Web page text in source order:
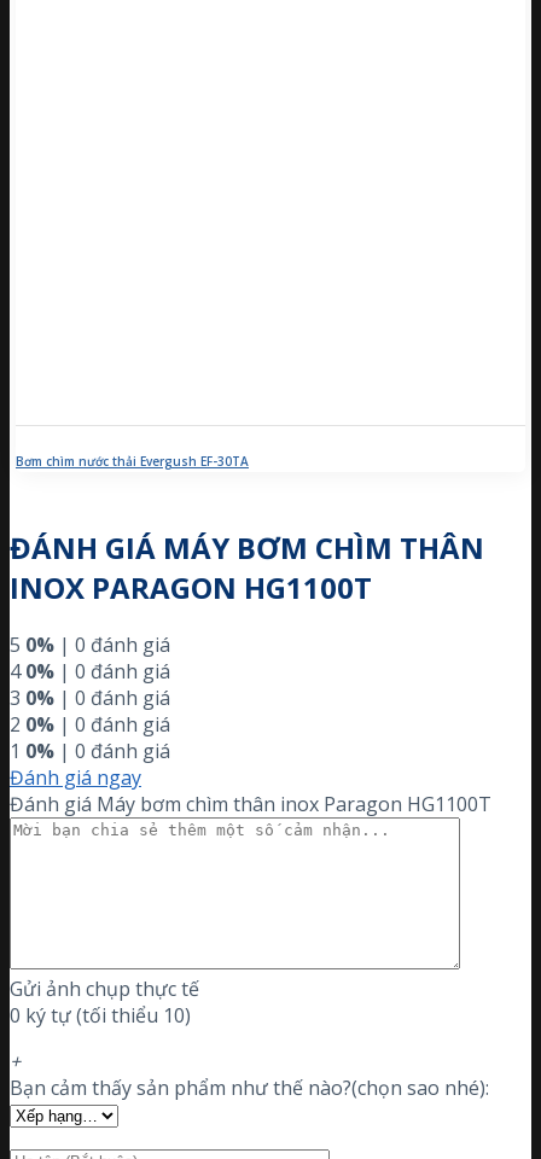
Bơm chìm nước thải Evergush EF-30TA
ĐÁNH GIÁ MÁY BƠM CHÌM THÂN
INOX PARAGON HG1100T
5 0% | 0 đánh giá
4 0% | 0 đánh giá
3 0% | 0 đánh giá
2 0% | 0 đánh giá
1 0% | 0 đánh giá
Đánh giá ngay
Đánh giá Máy bơm chìm thân inox Paragon HG1100T
Gửi ảnh chụp thực tế
0 ký tự (tối thiểu 10)
+
Bạn cảm thấy sản phẩm như thế nào?(chọn sao nhé):